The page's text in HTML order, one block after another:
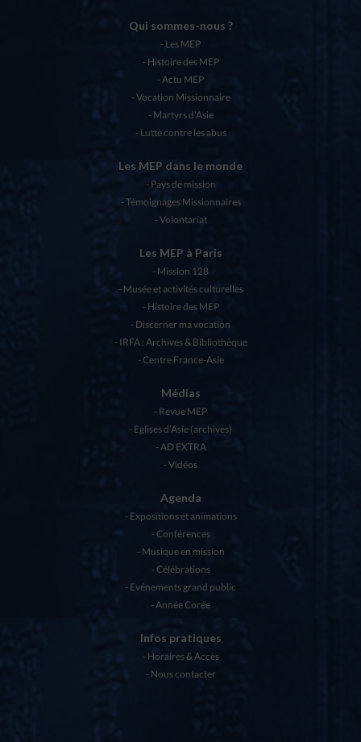
Qui sommes-nous ?
Les MEP
Histoire des MEP
Actu MEP
Vocation Missionnaire
Martyrs d’Asie
Lutte contre les abus
Les MEP dans le monde
Pays de mission
Témoignages Missionnaires
Volontariat
Les MEP à Paris
Mission 128
Musée et activités culturelles
Histoire des MEP
Discerner ma vocation
IRFA : Archives & Bibliothèque
Centre France-Asie
Médias
Revue MEP
Eglises d’Asie (archives)
AD EXTRA
Vidéos
Agenda
Expositions et animations
Conférences
Musique en mission
Célébrations
Evénements grand public
Année Corée
Infos pratiques
Horaires & Accès
Nous contacter